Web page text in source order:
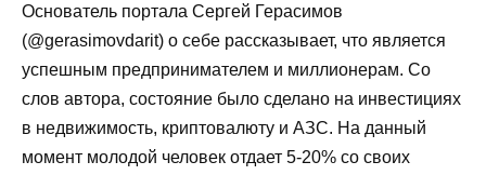
Основатель портала Сергей Герасимов
(@gerasimovdarit) о себе рассказывает, что является
успешным предпринимателем и миллионерам. Со
слов автора, состояние было сделано на инвестициях
в недвижимость, криптовалюту и АЗС. На данный
момент молодой человек отдает 5-20% со своих